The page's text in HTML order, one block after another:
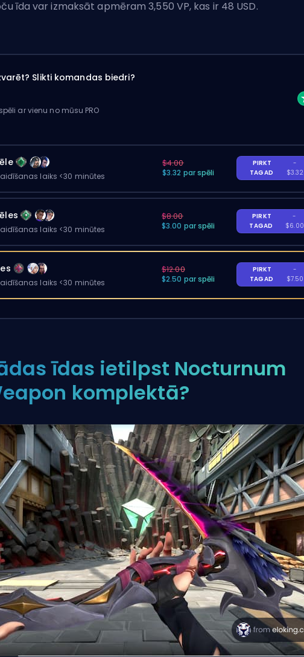
īda var izmaksāt apmēram 3,550 VP, kas ir 48 USD.
Slikti komandas biedri?
ar vienu no mūsu PRO
laiks <30 minūtes
$4.00
$3.32 par spēli
PIRKT
TAGAD
-
$3.32
laiks <30 minūtes
$8.00
$3.00 par spēli
PIRKT
TAGAD
-
$6.00
laiks <30 minūtes
$12.00
$2.50 par spēli
PIRKT
TAGAD
-
$7.50
īdas ietilpst Nocturnum
komplektā?